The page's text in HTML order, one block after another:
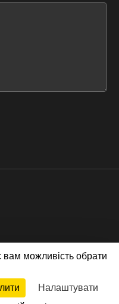
policy
вам можливість обрати
Налаштувати